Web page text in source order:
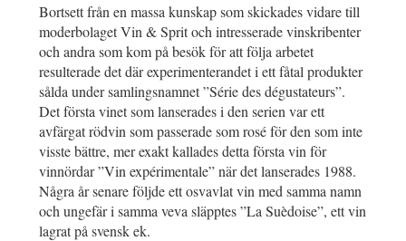
Bortsett från en massa kunskap som skickades vidare till
moderbolaget Vin & Sprit och intresserade vinskribenter
och andra som kom på besök för att följa arbetet
resulterade det där experimenterandet i ett fåtal produkter
sålda under samlingsnamnet ”Série des dégustateurs”.
Det första vinet som lanserades i den serien var ett
avfärgat rödvin som passerade som rosé för den som inte
visste bättre, mer exakt kallades detta första vin för
vinnördar ”Vin expérimentale” när det lanserades 1988.
Några år senare följde ett osvavlat vin med samma namn
och ungefär i samma veva släpptes ”La Suèdoise”, ett vin
lagrat på svensk ek.